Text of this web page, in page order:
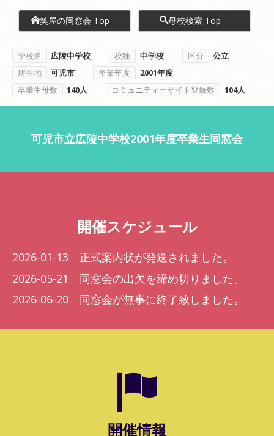
笑屋の同窓会 Top 母校検索 Top
学校名 広陵中学校 校種 中学校 区分
公立
所在地
可児市 卒業年度
2001年度
卒業生母数
140人 コミュニティーサイト登録数 104人
可児市立広陵中学校2001年度卒業生同窓会
開催スケジュール
2026-01-13 正式案内状が発送されました。
2026-05-21 同窓会の出欠を締め切りました。
2026-06-20 同窓会が無事に終了致しました。
開催情報